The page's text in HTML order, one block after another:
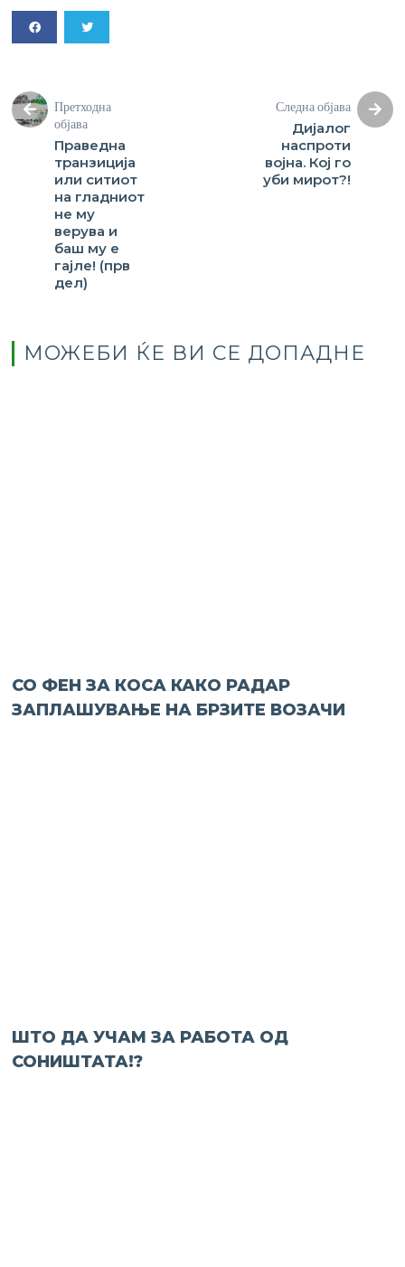
Претходна
објава
Праведна
транзиција
или ситиот
на гладниот
не му
верува и
баш му е
гајле! (прв
дел)
Следна објава
Дијалог
наспроти
војна. Кој го
уби мирот?!
МОЖЕБИ ЌЕ ВИ СЕ ДОПАДНЕ
СО ФЕН ЗА КОСА КАКО РАДАР
ЗАПЛАШУВАЊЕ НА БРЗИТЕ ВОЗАЧИ
ШТО ДА УЧАМ ЗА РАБОТА ОД
СОНИШТАТА!?